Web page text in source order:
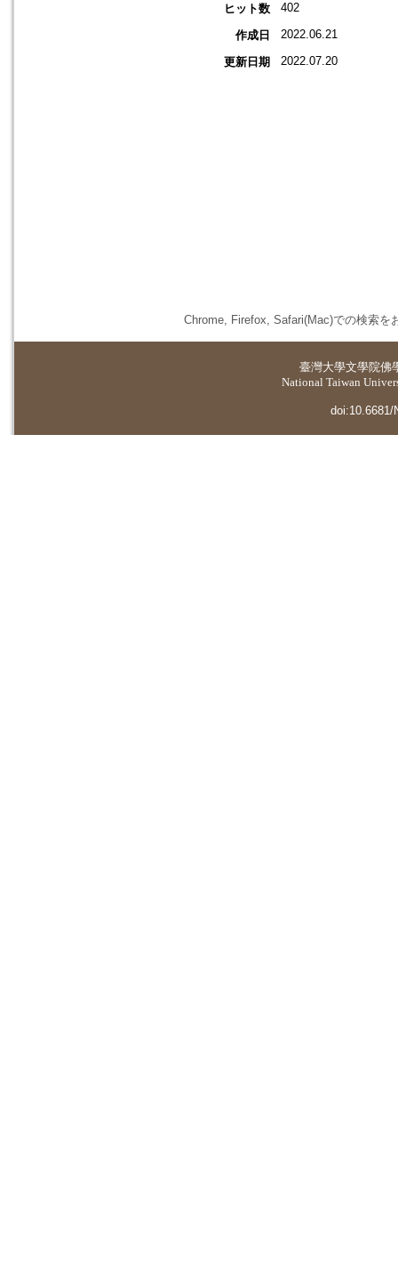
ヒット数
402
作成日 2022.06.21
更新日期 2022.07.20
Chrome, Firefox, Safari(Mac)での検索を
臺灣大學文學院佛
National Taiwan
doi:10.6681/